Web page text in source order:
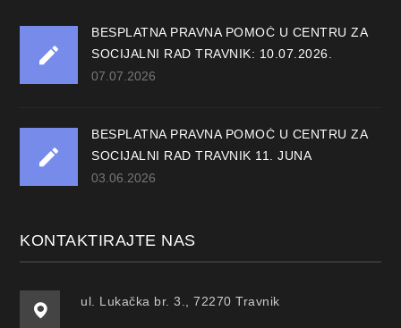
BESPLATNA PRAVNA POMOĆ U CENTRU ZA
SOCIJALNI RAD TRAVNIK: 10.07.2026.
07.07.2026
BESPLATNA PRAVNA POMOĆ U CENTRU ZA
SOCIJALNI RAD TRAVNIK 11. JUNA
03.06.2026
KONTAKTIRAJTE NAS
ul. Lukačka br. 3., 72270 Travnik